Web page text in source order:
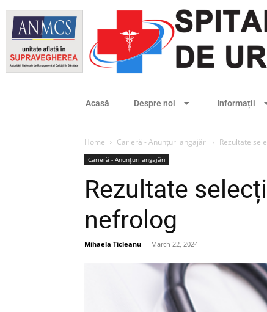
Acasă Despre noi Informații
Home Carieră - Anunțuri angajări Rezultate
Carieră - Anunțuri angajări
Rezultate
nefrolog
Mihaela Ticleanu - March 22, 2024